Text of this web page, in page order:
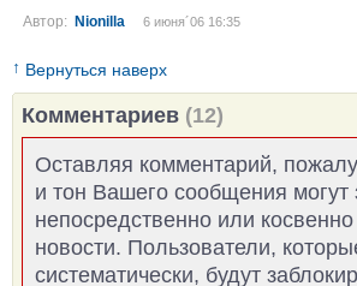
Автор: Nionilla 6 июня´06 16:35
↑ Вернуться наверх
Комментариев (12)
Оставляя комментарий,
и тон Вашего сообщения
непосредственно или
новости. Пользователи,
систематически, будут